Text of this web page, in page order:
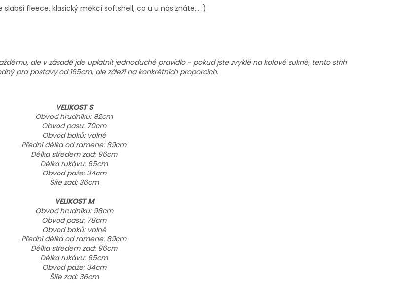
slabší fleece, klasický měkčí softshell, co u u nás znáte... :)
ale v zásadě jde uplatnit jednoduché pravidlo - pokud jste zvyklé na kolové sukně, tento střih
pro postavy od 165cm, ale záleží na konkrétních proporcích.
VELIKOST S
Obvod hrudníku: 92cm
Obvod pasu: 70cm
Obvod boků: volné
Přední délka od ramene: 89cm
Délka středem zad: 96cm
Délka rukávu: 65cm
Obvod paže: 34cm
Šíře zad: 36cm
VELIKOST M
Obvod hrudníku: 98cm
Obvod pasu: 78cm
Obvod boků: volné
Přední délka od ramene: 89cm
Délka středem zad: 96cm
Délka rukávu: 65cm
Obvod paže: 34cm
Šíře zad: 36cm